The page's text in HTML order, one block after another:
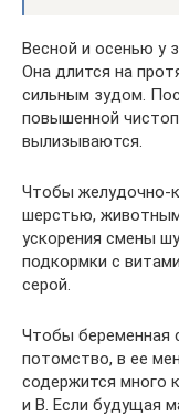
Весной и осенью у
Она длится на
сильным зудом.
повышенной
вылизываются.
Чтобы желудочно-
шерстью,
ускорения смены
подкормки с
серой.
Чтобы беременная
потомство, в ее
содержится много
и B. Если будущая